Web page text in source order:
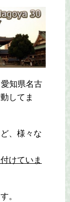
知県名古
してま
、様々な
けていま
。